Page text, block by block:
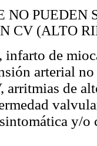
NO PUEDEN
CV (ALTO
infarto de
arterial
de
y/